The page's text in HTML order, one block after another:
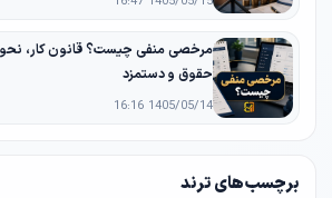
مرخصی منفی چیست؟ قانون کار،
حقوق و دستمزد
1405/05/14 16:16
برچسب های ترند